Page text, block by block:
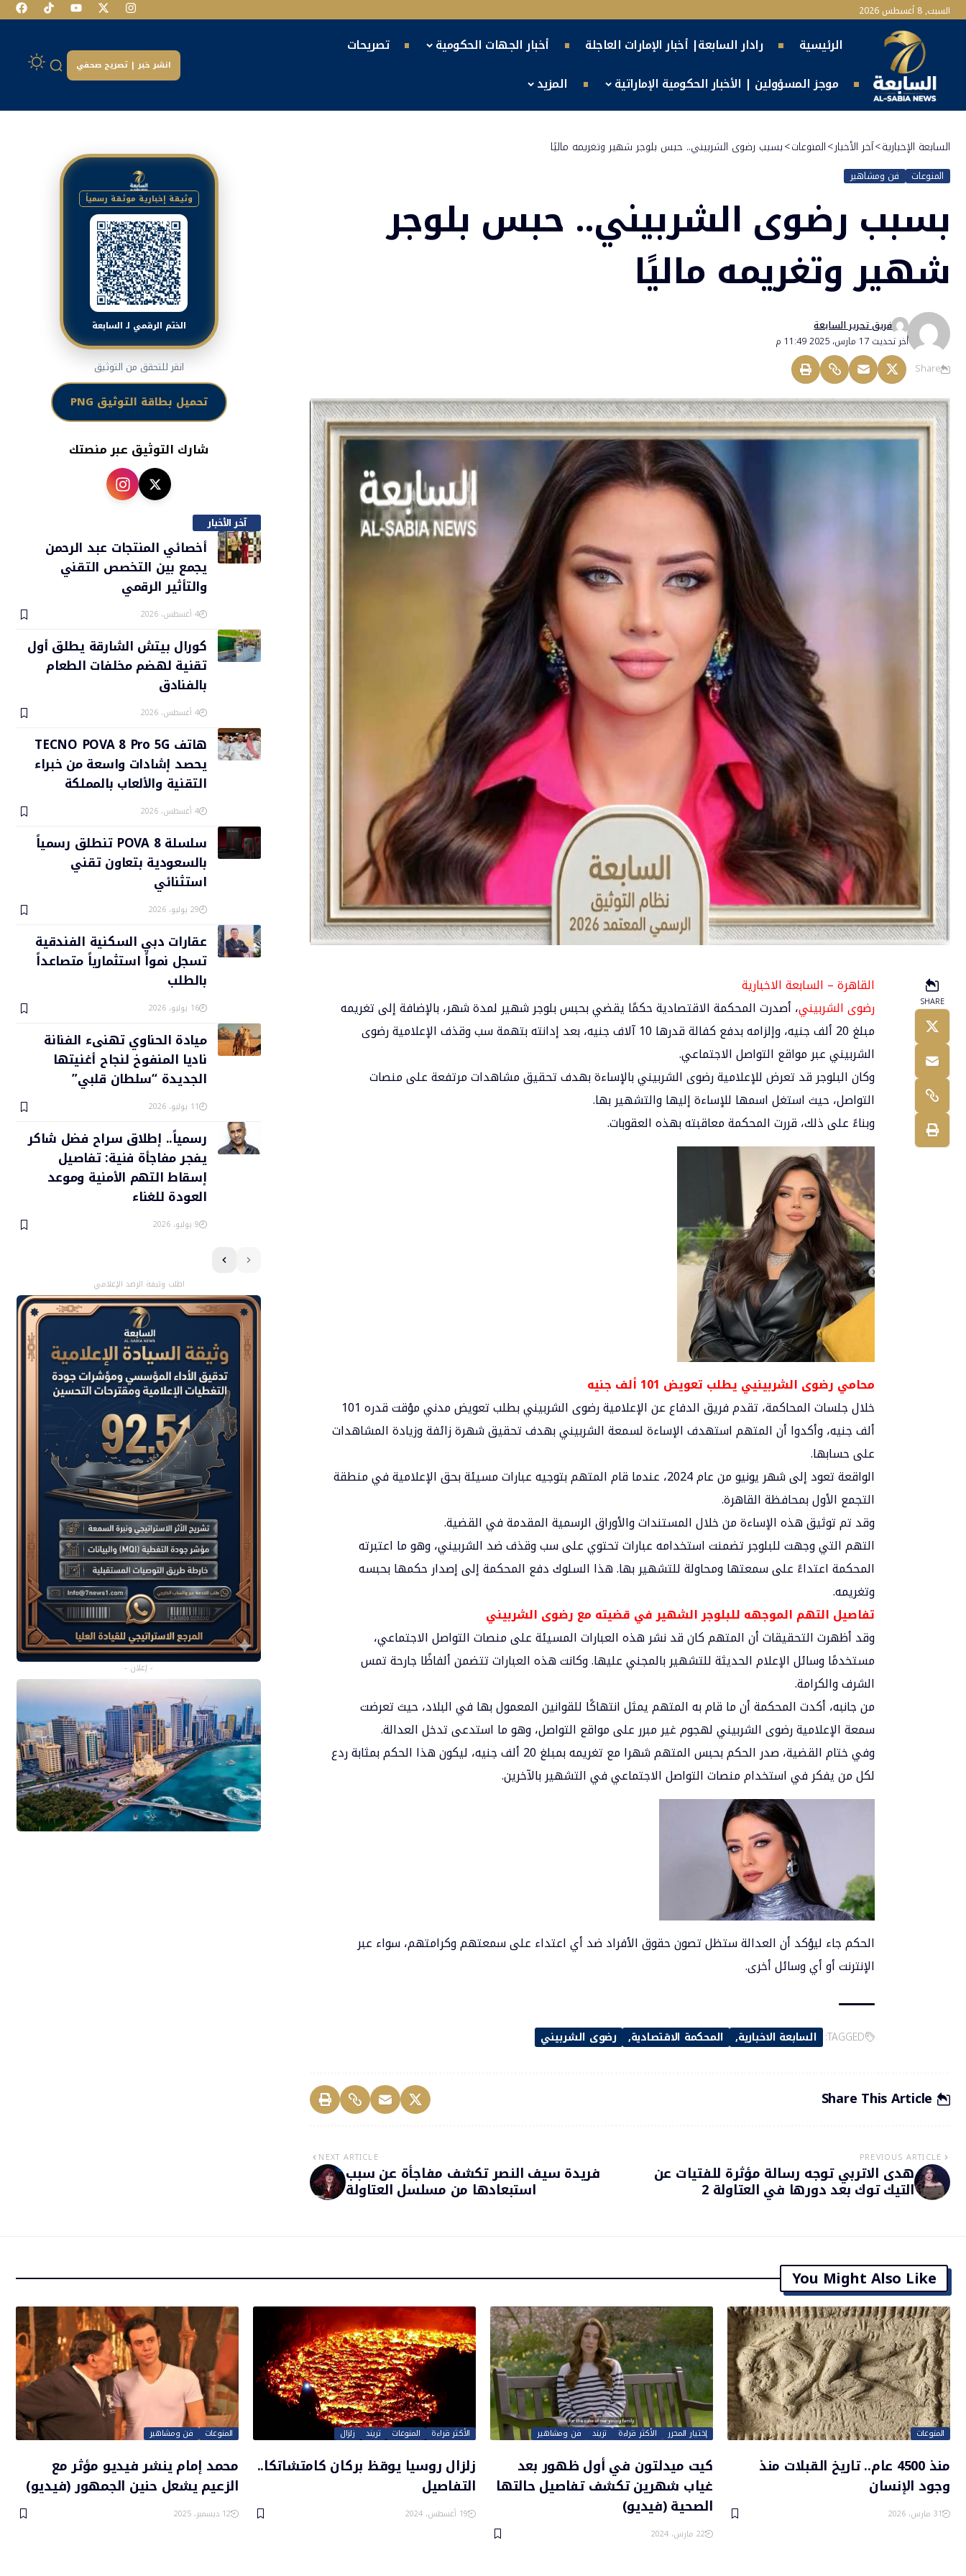
السبت, 8 أغسطس 2026
الرئيسية رادار السابعة| أخبار الإمارات العاجلة أخبار الجهات الحكومية
تصريحات
موجز المسؤولين | الأخبار الحكومية الإماراتية
المزيد
انشر خبر | تصريح صحفي
السابعة الإخبارية>آخر الأخبار>المنوعات>بسبب رضوى الشربيني.. حبس بلوجر شهير وتغريمه ماليًا
المنوعات فن ومشاهير
بسبب رضوى الشربيني.. حبس بلوجر
شهير وتغريمه ماليًا
أخر تحديث 17 مارس، 2025 11:49 م
فريق تحرير السابعة
Share
SHARE
القاهرة – السابعة الاخبارية
رضوى الشربيني، أصدرت المحكمة الاقتصادية حكمًا يقضي بحبس بلوجر شهير لمدة شهر، بالإضافة إلى تغريمه
مبلغ 20 ألف جنيه، وإلزامه بدفع كفالة قدرها 10 آلاف جنيه، بعد إدانته بتهمة سب وقذف الإعلامية رضوى
الشربيني عبر مواقع التواصل الاجتماعي.
وكان البلوجر قد تعرض للإعلامية رضوى الشربيني بالإساءة بهدف تحقيق مشاهدات مرتفعة على منصات
التواصل، حيث استغل اسمها للإساءة إليها والتشهير بها.
وبناءً على ذلك، قررت المحكمة معاقبته بهذه العقوبات.
محامي رضوى الشربينيي يطلب تعويض 101 ألف جنيه
خلال جلسات المحاكمة، تقدم فريق الدفاع عن الإعلامية رضوى الشربيني بطلب تعويض مدني مؤقت قدره 101
ألف جنيه، وأكدوا أن المتهم استهدف الإساءة لسمعة الشربيني بهدف تحقيق شهرة زائفة وزيادة المشاهدات
على حسابها.
الواقعة تعود إلى شهر يونيو من عام 2024، عندما قام المتهم بتوجيه عبارات مسيئة بحق الإعلامية في منطقة
التجمع الأول بمحافظة القاهرة.
وقد تم توثيق هذه الإساءة من خلال المستندات والأوراق الرسمية المقدمة في القضية.
التهم التي وجهت للبلوجر تضمنت استخدامه عبارات تحتوي على سب وقذف ضد الشربيني، وهو ما اعتبرته
المحكمة اعتداءً على سمعتها ومحاولة للتشهير بها. هذا السلوك دفع المحكمة إلى إصدار حكمها بحبسه
وتغريمه.
تفاصيل التهم الموجهه للبلوجر الشهير في قضيته مع رضوى الشربيني
وقد أظهرت التحقيقات أن المتهم كان قد نشر هذه العبارات المسيئة على منصات التواصل الاجتماعي،
مستخدمًا وسائل الإعلام الحديثة للتشهير بالمجني عليها. وكانت هذه العبارات تتضمن ألفاظًا جارحة تمس
الشرف والكرامة.
من جانبه، أكدت المحكمة أن ما قام به المتهم يمثل انتهاكًا للقوانين المعمول بها في البلاد، حيث تعرضت
سمعة الإعلامية رضوى الشربيني لهجوم غير مبرر على مواقع التواصل، وهو ما استدعى تدخل العدالة.
وفي ختام القضية، صدر الحكم بحبس المتهم شهرا مع تغريمه بمبلغ 20 ألف جنيه، ليكون هذا الحكم بمثابة ردع
لكل من يفكر في استخدام منصات التواصل الاجتماعي في التشهير بالآخرين.
الحكم جاء ليؤكد أن العدالة ستظل تصون حقوق الأفراد ضد أي اعتداء على سمعتهم وكرامتهم، سواء عبر
الإنترنت أو أي وسائل أخرى.
TAGGED: السابعة الاخبارية المحكمة الاقتصادية رضوى الشربيني
Share This Article
PREVIOUS ARTICLE
هدى الاتربي توجه رسالة مؤثرة للفتيات عن
التيك توك بعد دورها في العتاولة 2
NEXT ARTICLE
فريدة سيف النصر تكشف مفاجأة عن سبب
استبعادها من مسلسل العتاولة
وثيقة إخبارية موثقة رسمياً
الختم الرقمي لـ السابعة
انقر للتحقق من التوثيق
تحميل بطاقة التوثيق PNG
شارك التوثيق عبر منصتك
آخر الأخبار
أخصائي المنتجات عبد الرحمن
يجمع بين التخصص التقني
والتأثير الرقمي
4 أغسطس، 2026
كورال بيتش الشارقة يطلق أول
تقنية لهضم مخلفات الطعام
بالفنادق
4 أغسطس، 2026
هاتف TECNO POVA 8 Pro 5G
يحصد إشادات واسعة من خبراء
التقنية والألعاب بالمملكة
4 أغسطس، 2026
سلسلة POVA 8 تنطلق رسمياً
بالسعودية بتعاون تقني
استثنائي
29 يوليو، 2026
عقارات دبي السكنية الفندقية
تسجل نمواً استثمارياً متصاعداً
بالطلب
16 يوليو، 2026
ميادة الحناوي تهنىء الفنانة
ناديا المنفوخ لنجاح أغنيتها
الجديدة “سلطان قلبي”
11 يوليو، 2026
رسمياً.. إطلاق سراح فضل شاكر
يفجر مفاجأة فنية: تفاصيل
إسقاط التهم الأمنية وموعد
العودة للغناء
9 يوليو، 2026
اطلب وثيقة الرصد الإعلامي
- إعلان -
You Might Also Like
المنوعات
منذ 4500 عام.. تاريخ القبلات منذ
وجود الإنسان
31 مارس، 2026
إختيار المحرر الأكثر قراءة تريند فن ومشاهير
كيت ميدلتون في أول ظهور بعد
غياب شهرين تكشف تفاصيل حالتها
الصحية (فيديو)
22 مارس، 2024
الأكثر قراءة المنوعات تريند زلزال
زلزال روسيا يوقظ بركان كامتشاتكا..
التفاصيل
19 أغسطس، 2024
المنوعات فن ومشاهير
محمد إمام ينشر فيديو مؤثر مع
الزعيم يشعل حنين الجمهور (فيديو)
12 ديسمبر، 2025